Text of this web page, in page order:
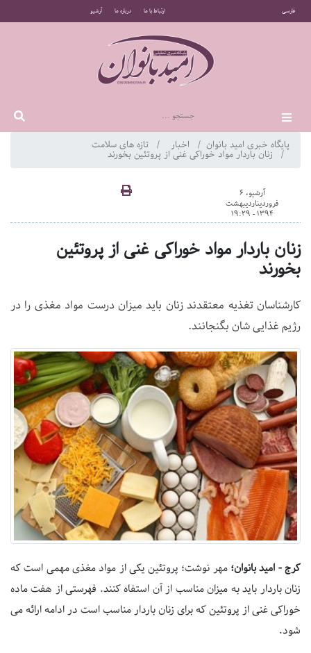
فارسی ارتباط با ما درباره ما آرشیو
پایگاه خبری امید بانوان اخبار تازه های سلامت
زنان باردار مواد خوراکی غنی از پروتئین بخورند
آرشیو، 6
فروردیناردیبهشت
1394 - 19:29
زنان باردار مواد خوراکی غنی از پروتئین
بخورند
کارشناسان تغذیه معتقدند زنان باید میزان درست مواد مغذی را در
رژیم غذایی شان بگنجانند.
کرج - امید بانوان؛مهر نوشت؛ پروتئین یکی از مواد مغذی مهمی است که
زنان باردار باید به میزان مناسب از آن استفاه کنند. فهرستی از هفت ماده
خوراکی غنی از پروتئین که برای زنان باردار مناسب است در ادامه ارائه می
شود.